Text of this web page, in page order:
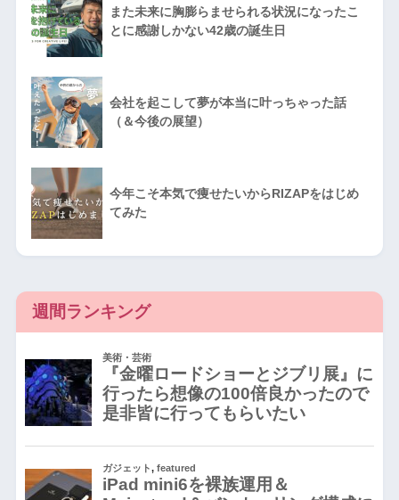
また未来に胸膨らませられる状況になったこ
とに感謝しかない42歳の誕生日
会社を起こして夢が本当に叶っちゃった話
（＆今後の展望）
今年こそ本気で痩せたいからRIZAPをはじめ
てみた
週間ランキング